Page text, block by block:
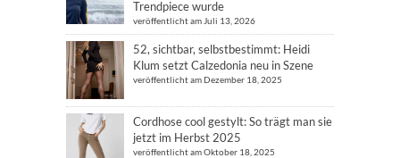
Trendpiece wurde
veröffentlicht am Juli 13, 2026
52, sichtbar, selbstbestimmt: Heidi
Klum setzt Calzedonia neu in Szene
veröffentlicht am Dezember 18, 2025
Cordhose cool gestylt: So trägt man sie
jetzt im Herbst 2025
veröffentlicht am Oktober 18, 2025